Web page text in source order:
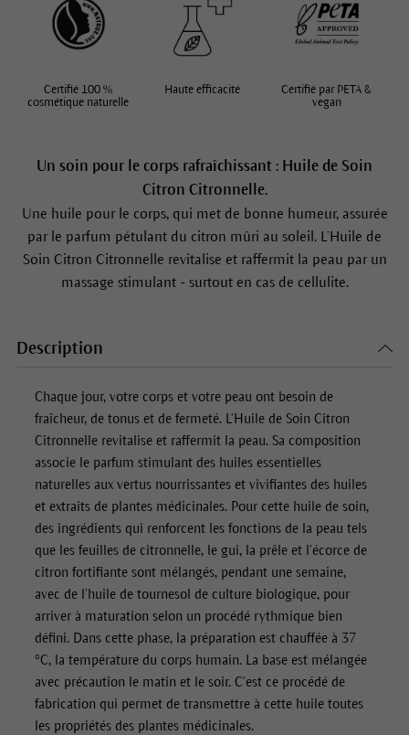
Un soin pour le corps rafraîchissant : Huile de Soin
Citron Citronnelle.
Une huile pour le corps, qui met de bonne humeur, assurée
par le parfum pétulant du citron mûri au soleil. L’Huile de
Soin Citron Citronnelle revitalise et raffermit la peau par un
massage stimulant - surtout en cas de cellulite.
Certifié 100 %
cosmétique naturelle
Haute efficacité
Certifié par PETA &
vegan
Description
Chaque jour, votre corps et votre peau ont besoin de
fraîcheur, de tonus et de fermeté. L’Huile de Soin Citron
Citronnelle revitalise et raffermit la peau. Sa composition
associe le parfum stimulant des huiles essentielles
naturelles aux vertus nourrissantes et vivifiantes des huiles
et extraits de plantes médicinales. Pour cette huile de soin,
des ingrédients qui renforcent les fonctions de la peau tels
que les feuilles de citronnelle, le gui, la prêle et l’écorce de
citron fortifiante sont mélangés, pendant une semaine,
avec de l’huile de tournesol de culture biologique, pour
arriver à maturation selon un procédé rythmique bien
défini. Dans cette phase, la préparation est chauffée à 37
°C, la température du corps humain. La base est mélangée
avec précaution le matin et le soir. C’est ce procédé de
fabrication qui permet de transmettre à cette huile toutes
les propriétés des plantes médicinales.